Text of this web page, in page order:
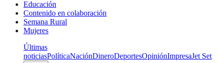
Educación
Contenido en colaboración
Semana Rural
Mujeres
Últimas
noticiasPolíticaNaciónDineroDeportesOpiniónImpresaJet Set